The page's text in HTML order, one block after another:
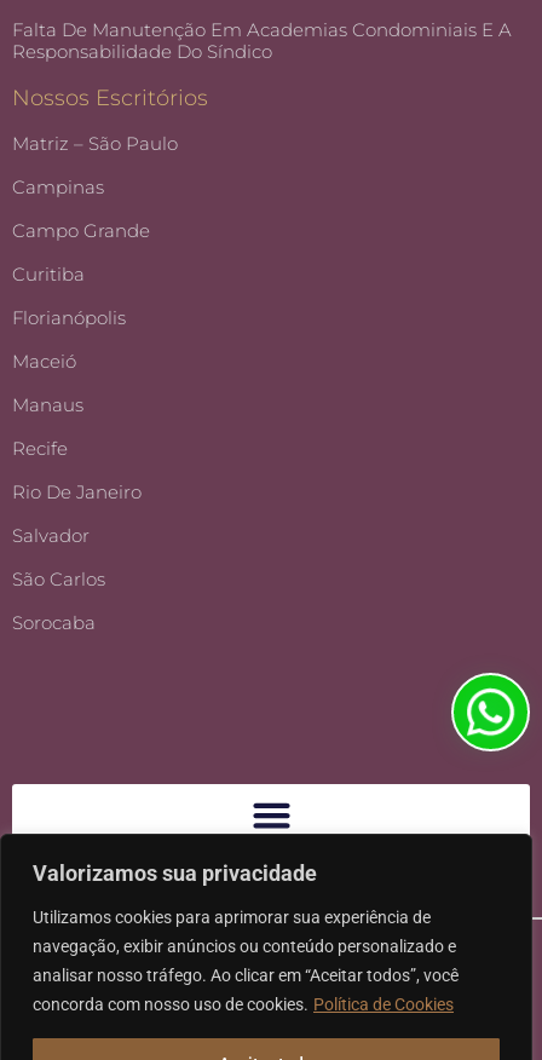
Valorizamos sua privacidade
Utilizamos cookies para aprimorar sua experiência de
navegação, exibir anúncios ou conteúdo personalizado e
analisar nosso tráfego. Ao clicar em “Aceitar todos”, você
concorda com nosso uso de cookies. Política de Cookies
Falta De Manutenção Em Academias Condominiais E A
Responsabilidade Do Síndico
Nossos Escritórios
Matriz – São Paulo
Campinas
Campo Grande
Curitiba
Florianópolis
Maceió
Manaus
Recife
Rio De Janeiro
Salvador
São Carlos
Sorocaba
Ⓒ 2026 - Todos os direitos reservados à Karpat Sociedade de